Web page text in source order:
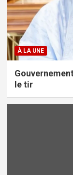
À LA UNE
le tir